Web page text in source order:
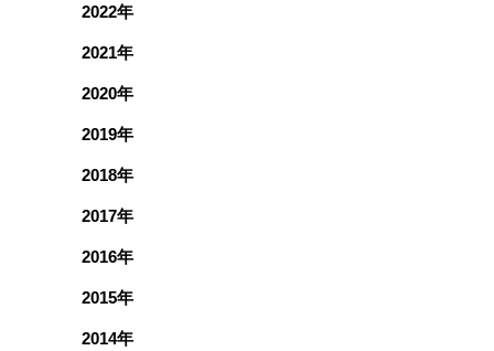
2022年
2021年
2020年
2019年
2018年
2017年
2016年
2015年
2014年